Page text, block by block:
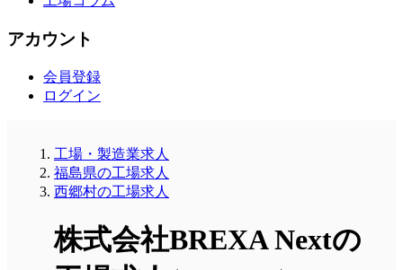
アカウント
会員登録
ログイン
工場・製造業求人
福島県の工場求人
西郷村の工場求人
株式会社BREXA Nextの